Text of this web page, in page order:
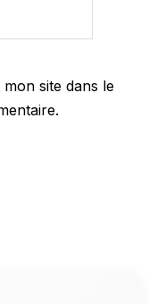
site dans le